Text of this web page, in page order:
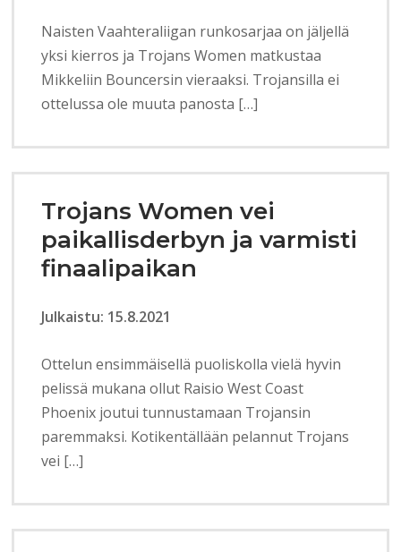
Naisten Vaahteraliigan runkosarjaa on jäljellä
yksi kierros ja Trojans Women matkustaa
Mikkeliin Bouncersin vieraaksi. Trojansilla ei
ottelussa ole muuta panosta […]
Trojans Women vei
paikallisderbyn ja varmisti
finaalipaikan
Julkaistu: 15.8.2021
Ottelun ensimmäisellä puoliskolla vielä hyvin
pelissä mukana ollut Raisio West Coast
Phoenix joutui tunnustamaan Trojansin
paremmaksi. Kotikentällään pelannut Trojans
vei […]